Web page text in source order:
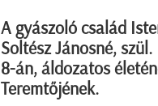
A gyászoló család
Soltész Jánosné,
8-án, áldozatos
Teremtőjének.